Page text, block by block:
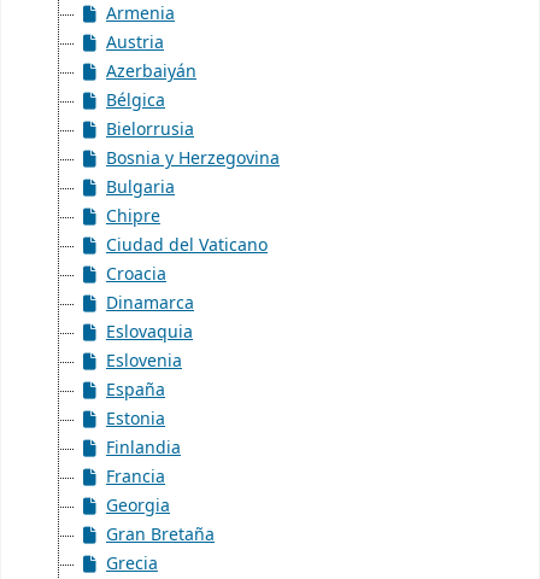
Armenia
Austria
Azerbaiyán
Bélgica
Bielorrusia
Bosnia y Herzegovina
Bulgaria
Chipre
Ciudad del Vaticano
Croacia
Dinamarca
Eslovaquia
Eslovenia
España
Estonia
Finlandia
Francia
Georgia
Gran Bretaña
Grecia